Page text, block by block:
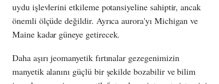
uydu işlevlerini etkileme potansiyeline sahiptir, ancak
önemli ölçüde değildir. Ayrıca aurora'yı Michigan ve
Maine kadar güneye getirecek.
Daha aşırı jeomanyetik fırtınalar gezegenimizin
manyetik alanını güçlü bir şekilde bozabilir ve bilim